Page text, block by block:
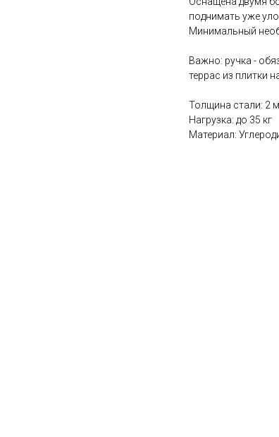
поднимать уже
Минимальный
Важно: ручка -
террас из плитки
Толщина стали: 2
Нагрузка: до 35 кг
Материал: